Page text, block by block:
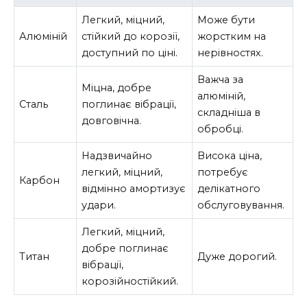
Алюміній
Легкий, міцний,
стійкий до корозії,
доступний по ціні.
Може бути
жорстким на
нерівностях.
Сталь
Міцна, добре
поглинає вібрації,
довговічна.
Важча за
алюміній,
складніша в
обробці.
Карбон
Надзвичайно
легкий, міцний,
відмінно амортизує
удари.
Висока ціна,
потребує
делікатного
обслуговування.
Титан
Легкий, міцний,
добре поглинає
вібрації,
корозійностійкий.
Дуже дорогий.